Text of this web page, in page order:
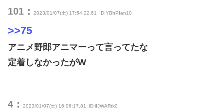
101： 2023/01/07(土) 17:54:22.61 ID:YBhPIan10
>>75
アニメ野郎アニマーって言ってたな
定着しなかったがW
4： 2023/01/07(土) 16:06:17.81 ID:iIJWARtk0